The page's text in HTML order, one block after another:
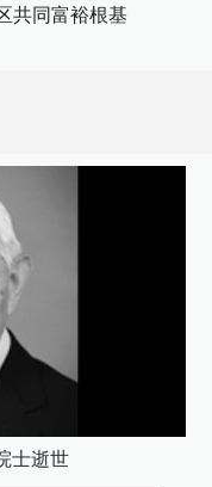
共同富裕根基
士逝世